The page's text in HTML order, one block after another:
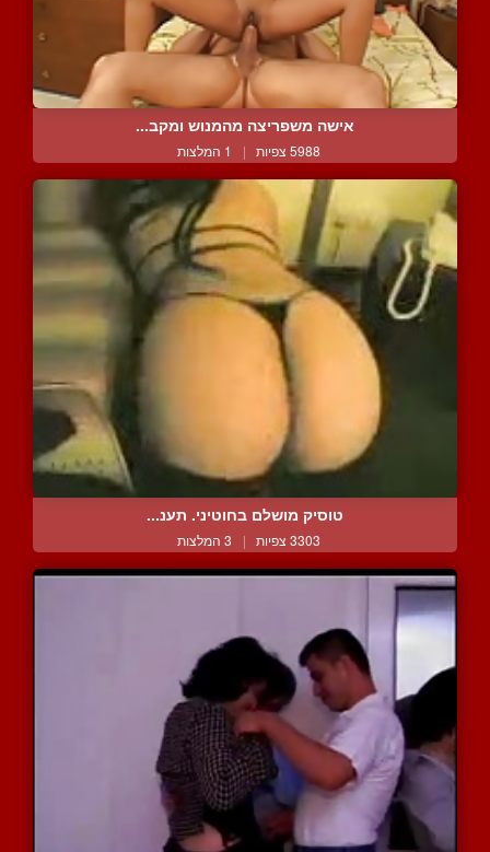
אישה משפריצה מהמנוש ומקב...
5988 צפיות | 1 המלצות
טוסיק מושלם בחוטיני. תענ...
3303 צפיות | 3 המלצות